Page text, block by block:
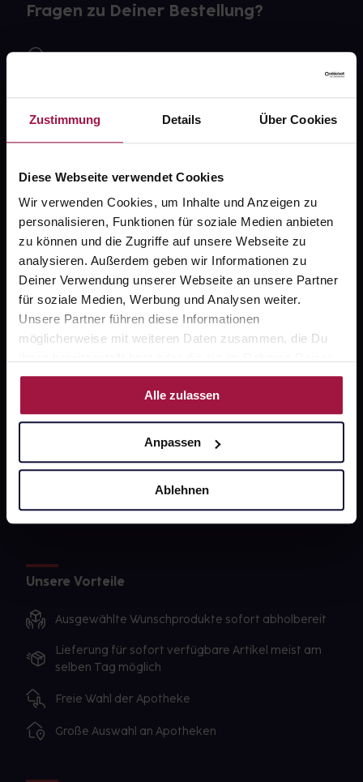
Zustimmung Details Über Cookies
Diese Webseite verwendet Cookies
Wir verwenden Cookies, um Inhalte und Anzeigen zu
personalisieren, Funktionen für soziale Medien anbieten
zu können und die Zugriffe auf unsere Webseite zu
analysieren. Außerdem geben wir Informationen zu
Deiner Verwendung unserer Webseite an unsere Partner
für soziale Medien, Werbung und Analysen weiter.
Unsere Partner führen diese Informationen
möglicherweise mit weiteren Daten zusammen, die Du
Nutzung der Dienste gesammelt haben.
Alle zulassen
Anpassen
Ablehnen
Fragen zu Deiner Bestellung?
Kontakt
gesund.de
Über uns
Karriere
Newsletter
Barrierefreiheitserklärung
PAYBACK
Sanitätshäuser
Unsere Vorteile
Ausgewählte Wunschprodukte sofort abholbereit
Lieferung für sofort verfügbare Artikel meist am
selben Tag möglich
Freie Wahl der Apotheke
Große Auswahl an Apotheken